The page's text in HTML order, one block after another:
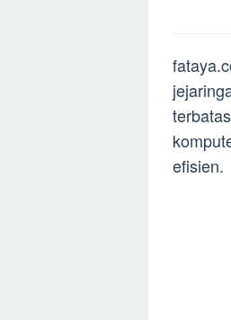
efisien.